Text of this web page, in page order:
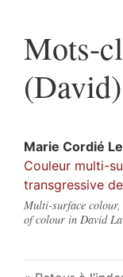
Mots-
(David)
Marie Cordié
Couleur multi-
transgressive
Multi-surface
of colour in David